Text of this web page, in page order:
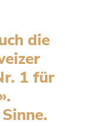
die
1 für